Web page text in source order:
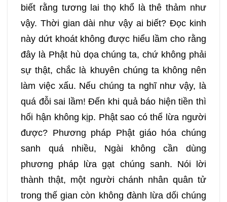
biết rằng tương lai thọ khổ là thê thảm như
vậy. Thời gian dài như vậy ai biết? Đọc kinh
này dứt khoát không được hiểu lầm cho rằng
đây là Phật hù dọa chúng ta, chứ không phải
sự thật, chắc là khuyên chúng ta không nên
làm việc xấu. Nếu chúng ta nghĩ như vậy, là
quá đỗi sai lầm! Đến khi quả báo hiện tiền thì
hối hận không kịp. Phật sao có thể lừa người
được? Phương pháp Phật giáo hóa chúng
sanh quá nhiều, Ngài không cần dùng
phương pháp lừa gạt chúng sanh. Nói lời
thành thật, một người chánh nhân quân tử
trong thế gian còn không đành lừa dối chúng